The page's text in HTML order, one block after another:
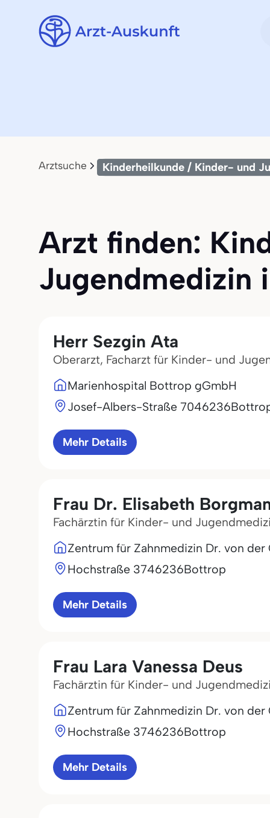
Arztsuche Kinderheilkunde / Kinder- und
Arzt finden:
Jugendmedizin
Herr Sezgin Ata
Oberarzt, Facharzt für Kinder- und
Marienhospital Bottrop gGmbH
Josef-Albers-Straße 7046236
Mehr Details
Frau Dr. Elisabeth
Fachärztin für Kinder- und
Zentrum für Zahnmedizin Dr. von der
Hochstraße 3746236Bottrop
Mehr Details
Frau Lara Vanessa Deus
Fachärztin für Kinder- und
Zentrum für Zahnmedizin Dr. von der
Hochstraße 3746236Bottrop
Mehr Details